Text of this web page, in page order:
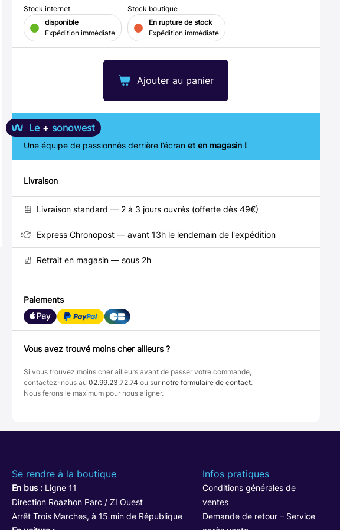
Ajouter au panier
Stock internet
disponible
Expédition immédiate
Stock boutique
En rupture de stock
Expédition immédiate
Le + sonowest
Une équipe de passionnés derrière l’écran et en magasin !
Livraison
Livraison standard — 2 à 3 jours ouvrés (offerte dès 49€)
Express Chronopost — avant 13h le lendemain de l'expédition
Retrait en magasin — sous 2h
Paiements
Vous avez trouvé moins cher ailleurs ?
Si vous trouvez moins cher ailleurs avant de passer votre commande,
contactez-nous au 02.99.23.72.74 ou sur notre formulaire de contact.
Nous ferons le maximum pour nous aligner.
Se rendre à la boutique
En bus :Ligne 11
Direction Roazhon Parc / ZI Ouest
Arrêt Trois Marches, à 15 min de République
Infos pratiques
Conditions générales de
ventes
Demande de retour – Service